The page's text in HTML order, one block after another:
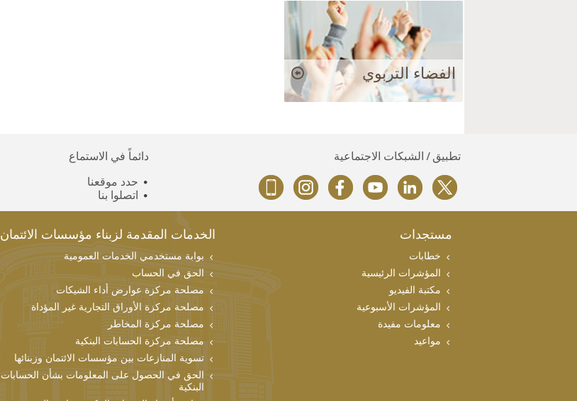
الفضاء التربوي
تطبيق / الشبكات الاجتماعية دائماً في الاستماع
حدد موقعنا
اتصلوا بنا
مستجدات
خطابات
المؤشرات الرئيسية
مكتبة الفيديو
المؤشرات الأسبوعية
معلومات مفيدة
مواعيد
الخدمات المقدمة لزبناء مؤسسات الائتمان
بوابة مستخدمي الخدمات العمومية
الحق في الحساب
مصلحة مركزة عوارض أداء الشيكات
مصلحة مركزة الأوراق التجارية غير المؤداة
مصلحة مركزة المخاطر
مصلحة مركزة الحسابات البنكية
تسوية المنازعات بين مؤسسات الائتمان وزبنائها
الحق في الحصول على المعلومات بشأن الحسابات
البنكية